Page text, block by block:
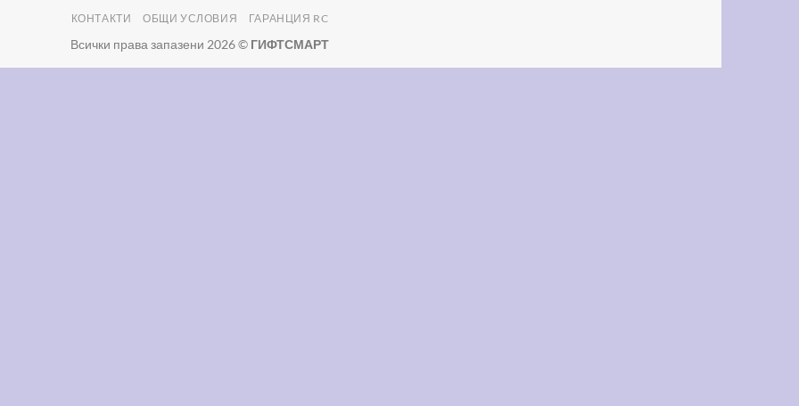
Delivery
КОНТАКТИ ОБЩИ УСЛОВИЯ ГАРАНЦИЯ RC
Всички права запазени 2026 © ГИФТСМАРТ